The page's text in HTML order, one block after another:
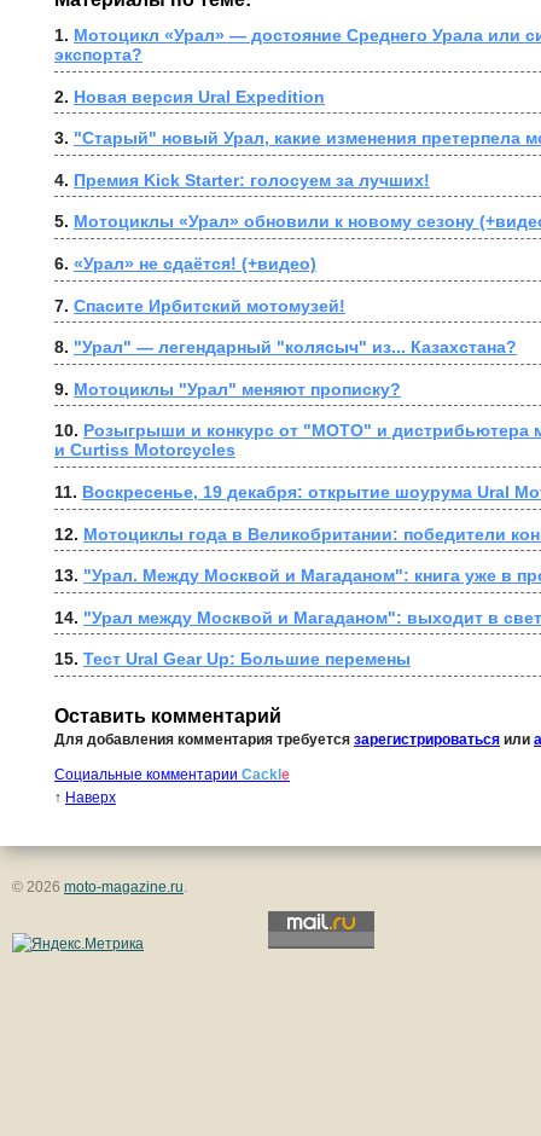
1. Мотоцикл «Урал» — достояние Среднего Урала или
экспорта?
2. Новая версия Ural Expedition
3. "Старый" новый Урал, какие изменения претерпела
4. Премия Kick Starter: голосуем за лучших!
5. Мотоциклы «Урал» обновили к новому сезону
6. «Урал» не сдаётся! (+видео)
7. Спасите Ирбитский мотомузей!
8. "Урал" — легендарный "колясыч" из... Казахстана?
9. Мотоциклы "Урал" меняют прописку?
10. Розыгрыши и конкурс от "МОТО" и дистрибьютера
и Curtiss Motorcycles
11. Воскресенье, 19 декабря: открытие шоурума Ural
12. Мотоциклы года в Великобритании: победители
13. "Урал. Между Москвой и Магаданом": книга уже в
14.
15. Тест Ural Gear Up: Большие перемены
Оставить комментарий
Для добавления комментария требуется зарегистрироваться или
Социальные комментарии Cackl e
↑ Наверх
© 2026 moto-magazine.ru.